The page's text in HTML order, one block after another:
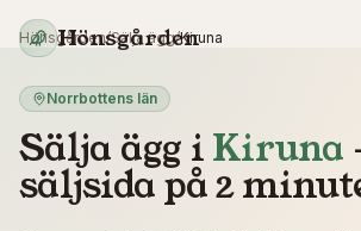
Hönsgården
Hönsgården/Sälja ägg/Kiruna
Norrbottens län
Sälja ägg iKiruna
säljsida på 2